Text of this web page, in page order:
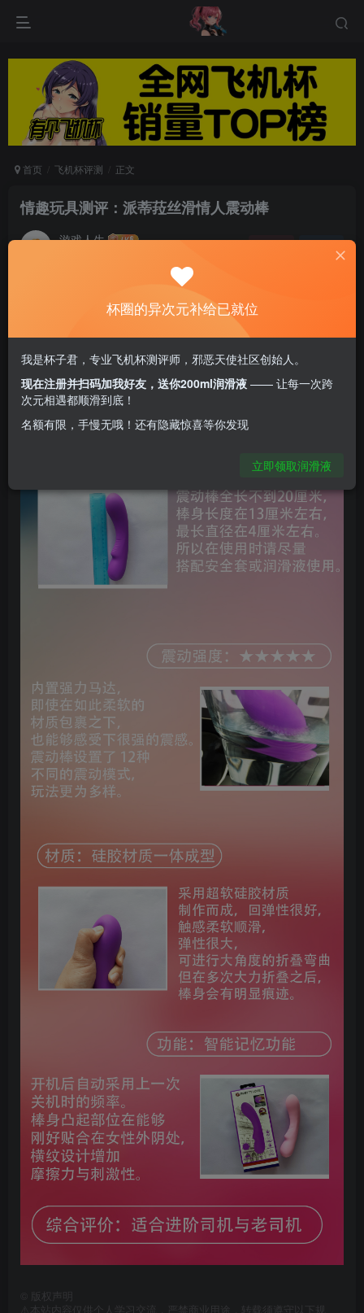
首页 飞机杯评测 正文
情趣玩具测评：派蒂菈丝滑情人震动棒
游戏人生
版权声明
⚠️本站内容仅供个人学习交流，严禁商业用途，转载须遵守以下规
杯圈的异次元补给已就位
我是杯子君，专业飞机杯测评师，邪恶天使社区创始人。
现在注册并扫码加我好友，送你200ml润滑液 —— 让每一次跨
次元相遇都顺滑到底！
名额有限，手慢无哦！还有隐藏惊喜等你发现
立即领取润滑液